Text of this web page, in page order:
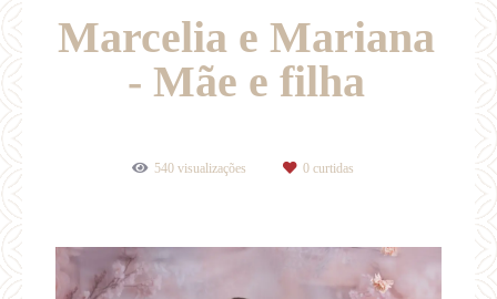
Marcelia e Mariana
- Mãe e filha
540 visualizações 0 curtidas